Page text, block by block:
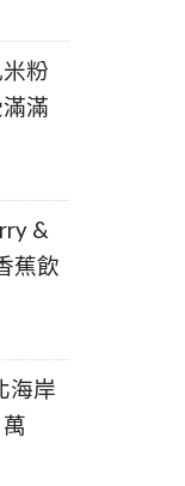
粉
滿
&
蕉飲
海岸